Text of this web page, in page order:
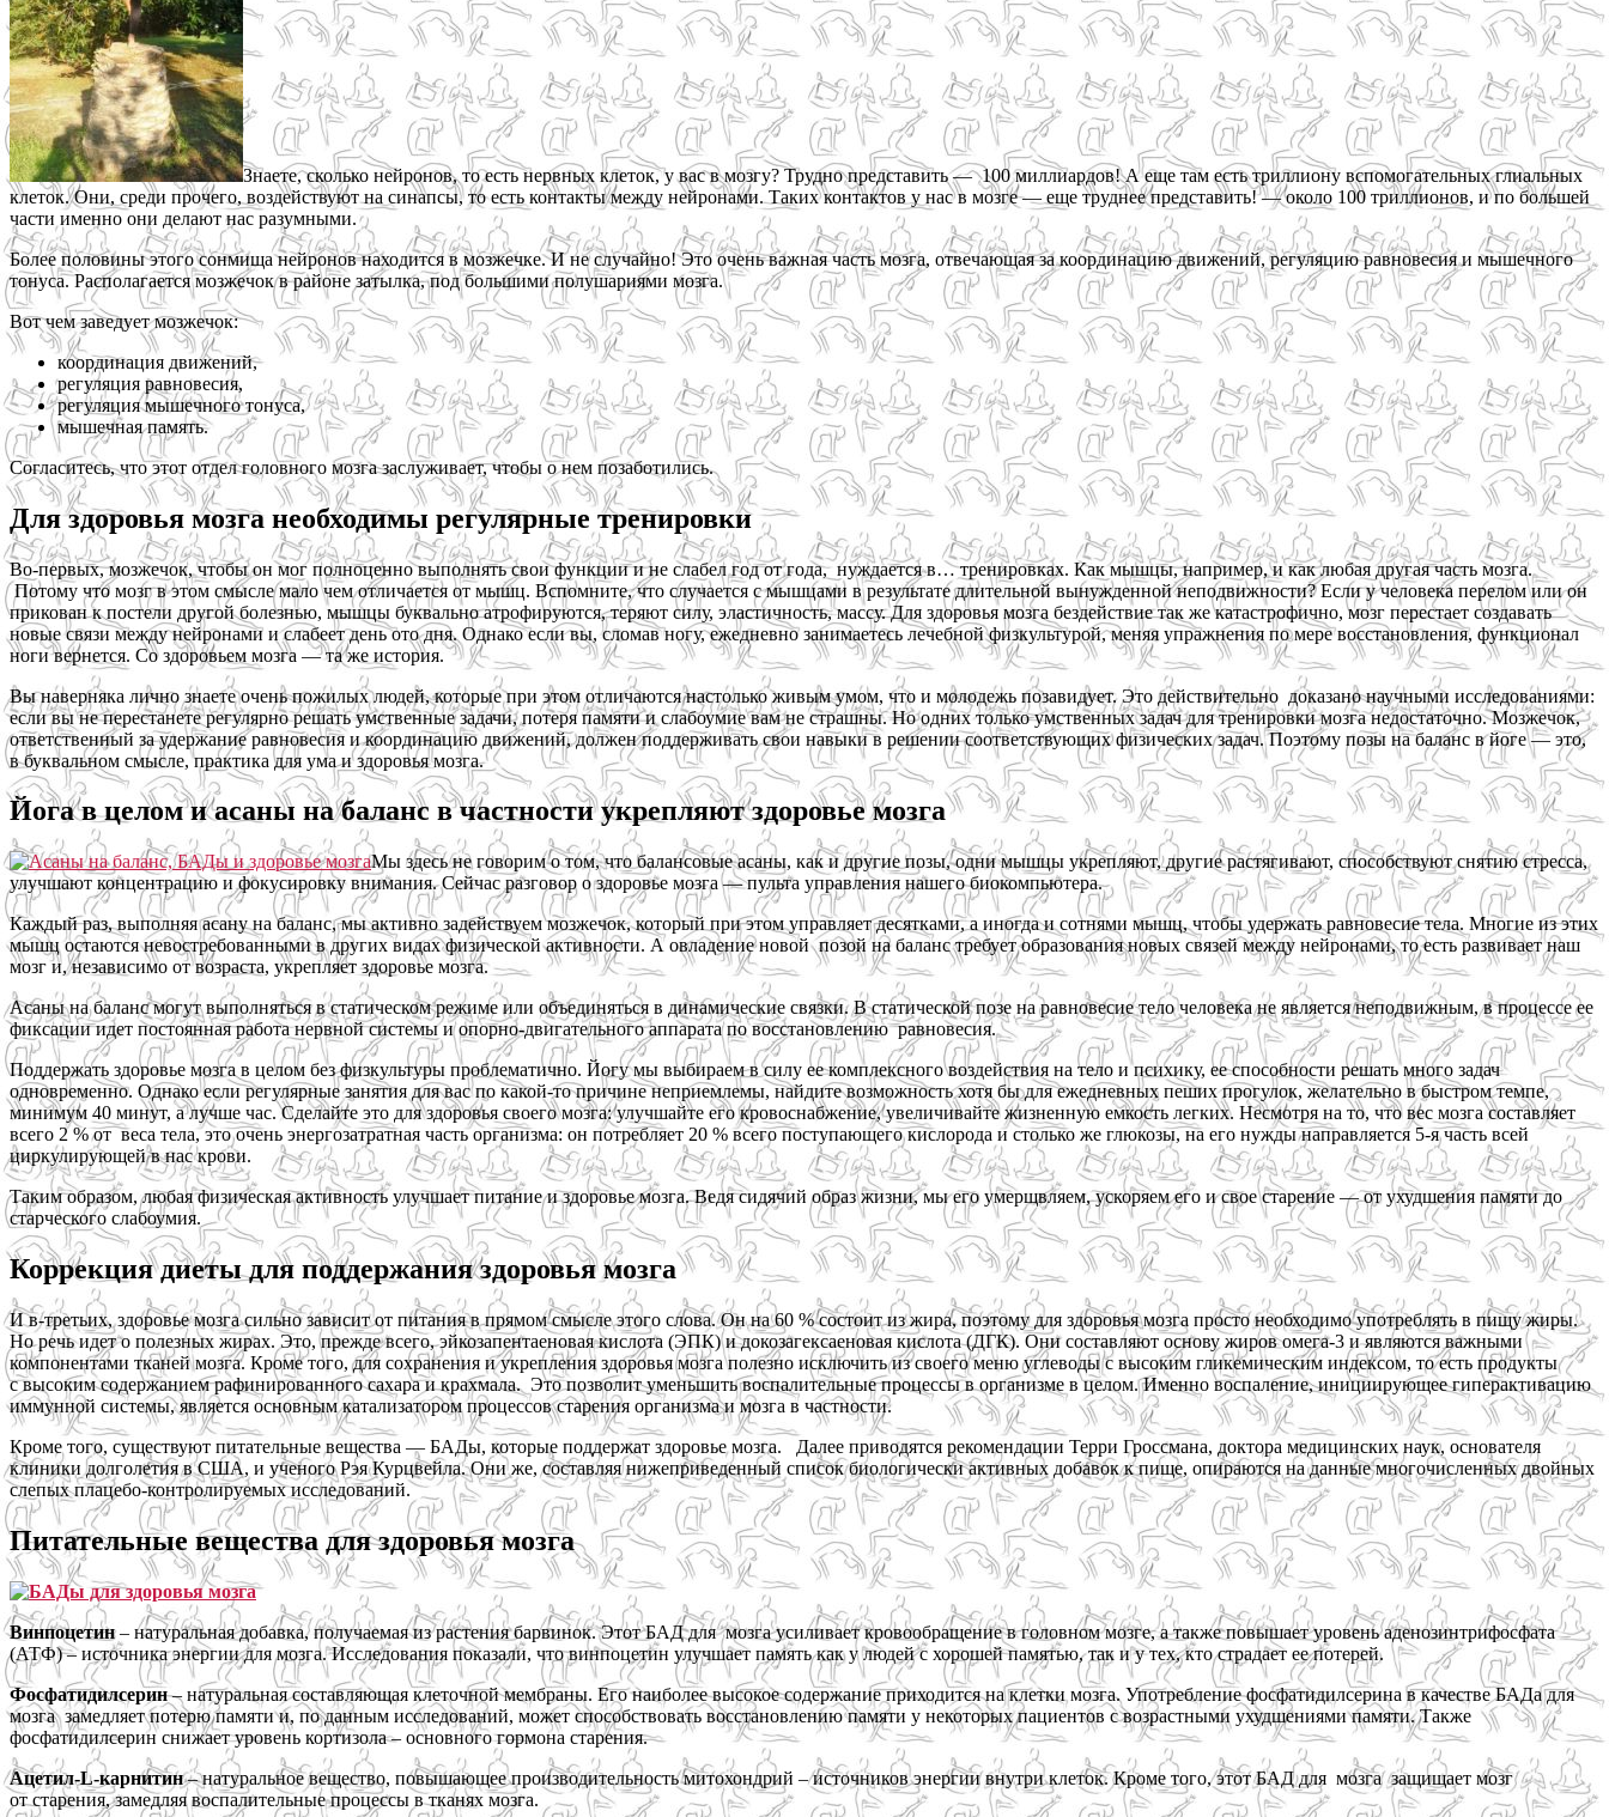
Знаете, сколько нейронов, то есть нервных клеток, у вас в мозгу? Трудно представить — 100 миллиардов! А еще там есть триллиону вспомогательных глиальных
клеток. Они, среди прочего, воздействуют на синапсы, то есть контакты между нейронами. Таких контактов у нас в мозге — еще труднее представить! — около 100 триллионов, и по большей
части именно они делают нас разумными.
Более половины этого сонмища нейронов находится в мозжечке. И не случайно! Это очень важная часть мозга, отвечающая за координацию движений, регуляцию равновесия и мышечного
тонуса. Располагается мозжечок в районе затылка, под большими полушариями мозга.
Вот чем заведует мозжечок:
координация движений,
регуляция равновесия,
регуляция мышечного тонуса,
мышечная память.
Согласитесь, что этот отдел головного мозга заслуживает, чтобы о нем позаботились.
Для здоровья мозга необходимы регулярные тренировки
Во-первых, мозжечок, чтобы он мог полноценно выполнять свои функции и не слабел год от года, нуждается в… тренировках. Как мышцы, например, и как любая другая часть мозга.
Потому что мозг в этом смысле мало чем отличается от мышц. Вспомните, что случается с мышцами в результате длительной вынужденной неподвижности? Если у человека перелом или он
прикован к постели другой болезнью, мышцы буквально атрофируются, теряют силу, эластичность, массу. Для здоровья мозга бездействие так же катастрофично, мозг перестает создавать
новые связи между нейронами и слабеет день ото дня. Однако если вы, сломав ногу, ежедневно занимаетесь лечебной физкультурой, меняя упражнения по мере восстановления, функционал
ноги вернется. Со здоровьем мозга — та же история.
Вы наверняка лично знаете очень пожилых людей, которые при этом отличаются настолько живым умом, что и молодежь позавидует. Это действительно доказано научными исследованиями:
если вы не перестанете регулярно решать умственные задачи, потеря памяти и слабоумие вам не страшны. Но одних только умственных задач для тренировки мозга недостаточно. Мозжечок,
ответственный за удержание равновесия и координацию движений, должен поддерживать свои навыки в решении соответствующих физических задач. Поэтому позы на баланс в йоге — это,
в буквальном смысле, практика для ума и здоровья мозга.
Йога в целом и асаны на баланс в частности укрепляют здоровье мозга
Мы здесь не говорим о том, что балансовые асаны, как и другие позы, одни мышцы укрепляют, другие растягивают, способствуют снятию стресса,
улучшают концентрацию и фокусировку внимания. Сейчас разговор о здоровье мозга — пульта управления нашего биокомпьютера.
Каждый раз, выполняя асану на баланс, мы активно задействуем мозжечок, который при этом управляет десятками, а иногда и сотнями мышц, чтобы удержать равновесие тела. Многие из этих
мышц остаются невостребованными в других видах физической активности. А овладение новой позой на баланс требует образования новых связей между нейронами, то есть развивает наш
мозг и, независимо от возраста, укрепляет здоровье мозга.
Асаны на баланс могут выполняться в статическом режиме или объединяться в динамические связки. В статической позе на равновесие тело человека не является неподвижным, в процессе ее
фиксации идет постоянная работа нервной системы и опорно-двигательного аппарата по восстановлению равновесия.
Поддержать здоровье мозга в целом без физкультуры проблематично. Йогу мы выбираем в силу ее комплексного воздействия на тело и психику, ее способности решать много задач
одновременно. Однако если регулярные занятия для вас по какой-то причине неприемлемы, найдите возможность хотя бы для ежедневных пеших прогулок, желательно в быстром темпе,
минимум 40 минут, а лучше час. Сделайте это для здоровья своего мозга: улучшайте его кровоснабжение, увеличивайте жизненную емкость легких. Несмотря на то, что вес мозга составляет
всего 2 % от веса тела, это очень энергозатратная часть организма: он потребляет 20 % всего поступающего кислорода и столько же глюкозы, на его нужды направляется 5-я часть всей
циркулирующей в нас крови.
Таким образом, любая физическая активность улучшает питание и здоровье мозга. Ведя сидячий образ жизни, мы его умерщвляем, ускоряем его и свое старение — от ухудшения памяти до
старческого слабоумия.
Коррекция диеты для поддержания здоровья мозга
И в-третьих, здоровье мозга сильно зависит от питания в прямом смысле этого слова. Он на 60 % состоит из жира, поэтому для здоровья мозга просто необходимо употреблять в пищу жиры.
Но речь идет о полезных жирах. Это, прежде всего, эйкозапентаеновая кислота (ЭПК) и докозагексаеновая кислота (ДГК). Они составляют основу жиров омега-3 и являются важными
компонентами тканей мозга. Кроме того, для сохранения и укрепления здоровья мозга полезно исключить из своего меню углеводы с высоким гликемическим индексом, то есть продукты
с высоким содержанием рафинированного сахара и крахмала. Это позволит уменьшить воспалительные процессы в организме в целом. Именно воспаление, инициирующее гиперактивацию
иммунной системы, является основным катализатором процессов старения организма и мозга в частности.
Кроме того, существуют питательные вещества — БАДы, которые поддержат здоровье мозга. Далее приводятся рекомендации Терри Гроссмана, доктора медицинских наук, основателя
клиники долголетия в США, и ученого Рэя Курцвейла. Они же, составляя нижеприведенный список биологически активных добавок к пище, опираются на данные многочисленных двойных
слепых плацебо-контролируемых исследований.
Питательные вещества для здоровья мозга
Винпоцетин– натуральная добавка, получаемая из растения барвинок. Этот БАД для мозга усиливает кровообращение в головном мозге, а также повышает уровень аденозинтрифосфата
(АТФ) – источника энергии для мозга. Исследования показали, что винпоцетин улучшает память как у людей с хорошей памятью, так и у тех, кто страдает ее потерей.
Фосфатидилсерин– натуральная составляющая клеточной мембраны. Его наиболее высокое содержание приходится на клетки мозга. Употребление фосфатидилсерина в качестве БАДа для
мозга замедляет потерю памяти и, по данным исследований, может способствовать восстановлению памяти у некоторых пациентов с возрастными ухудшениями памяти. Также
фосфатидилсерин снижает уровень кортизола – основного гормона старения.
Ацетил-L-карнитин– натуральное вещество, повышающее производительность митохондрий – источников энергии внутри клеток. Кроме того, этот БАД для мозга защищает мозг
от старения, замедляя воспалительные процессы в тканях мозга.